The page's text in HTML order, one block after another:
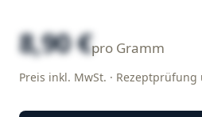
8,90 €pro Gramm
Preis inkl. MwSt. ·